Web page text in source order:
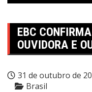
EBC
OUVIDORA E
31 de outubro de
Brasil